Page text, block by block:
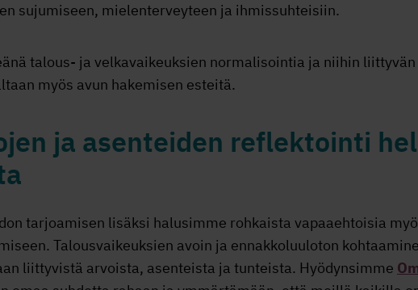
sujumiseen, mielenterveyteen ja ihmissuhteisiin.
talous- ja velkavaikeuksien normalisointia ja niihin
myös avun hakemisen esteitä.
ja asenteiden reflektointi
tarjoamisen lisäksi halusimme rohkaista vapaaehtoisia
Talousvaikeuksien avoin ja ennakkoluuloton
liittyvistä arvoista, asenteista ja tunteista. Hyödynsimme